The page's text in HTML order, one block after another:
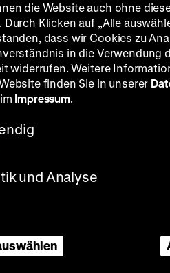
die Website auch ohne
Durch Klicken auf „Alle
dass wir Cookies zu
in die Verwendung
widerrufen. Weitere
finden Sie in unserer
Impressum.
und Analyse